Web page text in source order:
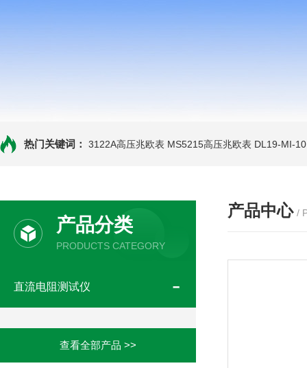
热门关键词： 3122A高压兆欧表 MS5215高压兆欧表 DL19-MI-
产品分类
PRODUCTS CATEGORY
直流电阻测试仪
查看全部产品 >>
产品中心 /